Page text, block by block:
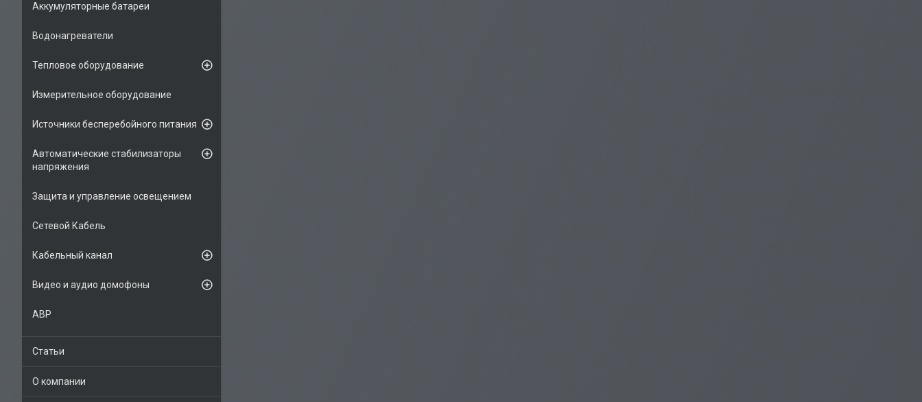
Аккумуляторные батареи
Водонагреватели
Тепловое оборудование
Измерительное оборудование
Источники бесперебойного питания
Автоматические стабилизаторы
напряжения
Защита и управление освещением
Сетевой Кабель
Кабельный канал
Видео и аудио домофоны
АВР
Статьи
О компании